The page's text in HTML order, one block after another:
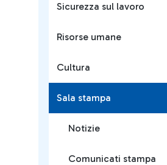
Sicurezza sul lavoro
Risorse umane
Cultura
Sala stampa
Notizie
Comunicati stampa